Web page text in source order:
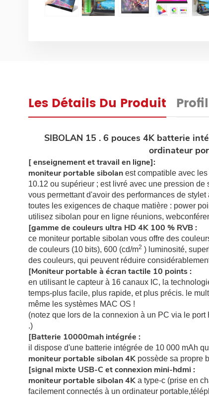
Les Détails Du Produit
SIBOLAN 15 . 6 pouces 4K batterie
ordinateur
[enseignement et travail en ligne]:
moniteur portable sibolan est compatible avec
10.12 ou supérieur ; est livré avec une pression
vous permettant d'avoir des performances de
toutes les exigences de chaque matière : power
utilisez sibolan pour en ligne réunions,
[gamme de couleurs ultra HD 4K 100 % RVB :
ce moniteur portable sibolan vous offre des
de couleurs (10 bits), 600 (cd/m2 ) luminosité,
des couleurs, qui peuvent réduire
[Moniteur portable à écran tactile 10 points :
en utilisant le capteur à 16 canaux IC, la
temps-plus facile, plus rapide, et plus précis. le
même les systèmes MAC OS !
(notez que lors de la connexion à un PC via le
.)
[Batterie 10000mah intégrée :
il dispose d'une batterie intégrée de 10 000 mAh
moniteur portable sibolan 4K possède sa propre
[signal mixte USB-C et connexion mini-hdmi :
moniteur portable sibolan 4K a type-c (prise en
facilement connectés à un ordinateur